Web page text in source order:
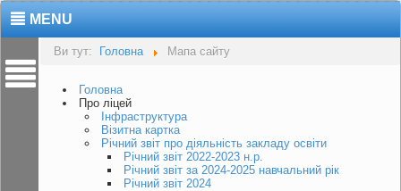
MENU
Ви тут: Головна Мапа сайту
Головна
Про ліцей
Інфраструктура
Візитна картка
Річний звіт про діяльність закладу освіти
Річний звіт 2022-2023 н.р.
Річний звіт за 2024-2025 навчальний рік
Річний звіт 2024